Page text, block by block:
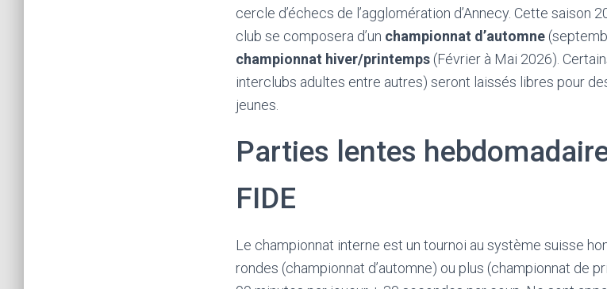
cercle d’échecs de l’agglomération d’Annecy. Cette saison
club se composera d’un championnat d’automne
championnat hiver/printemps (Février à Mai 2026).
interclubs adultes entre autres) seront laissés libres pour
jeunes.
Parties lentes
FIDE
Le championnat interne est un tournoi au système suisse
rondes (championnat d’automne) ou plus (championnat de